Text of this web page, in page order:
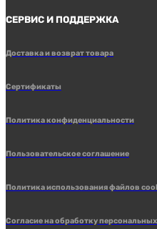
СЕРВИС И ПОДДЕРЖКА
Доставка и возврат товара
Сертификаты
Политика конфиденциальности
Пользовательское соглашение
Политика использования файлов
Согласие на обработку